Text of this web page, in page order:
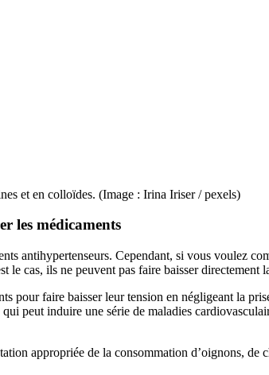
et en colloïdes. (Image : Irina Iriser / pexels)
les médicaments
antihypertenseurs. Cependant, si vous voulez
le cas, ils ne peuvent pas faire baisser directement
pour faire baisser leur tension en négligeant la
peut induire une série de maladies
appropriée de la consommation d’oignons,